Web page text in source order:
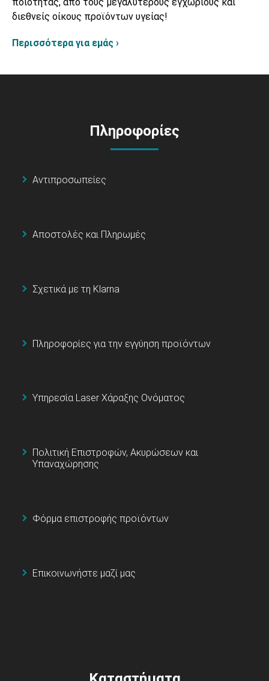
διεθνείς οίκους προϊόντων υγείας!
Περισσότερα για εμάς ›
Πληροφορίες
Αντιπροσωπείες
Αποστολές και Πληρωμές
Σχετικά με τη Klarna
Πληροφορίες για την εγγύηση προϊόντων
Υπηρεσία Laser Χάραξης Ονόματος
Πολιτική Επιστροφών, Ακυρώσεων και
Υπαναχώρησης
Φόρμα επιστροφής προϊόντων
Επικοινωνήστε μαζί μας